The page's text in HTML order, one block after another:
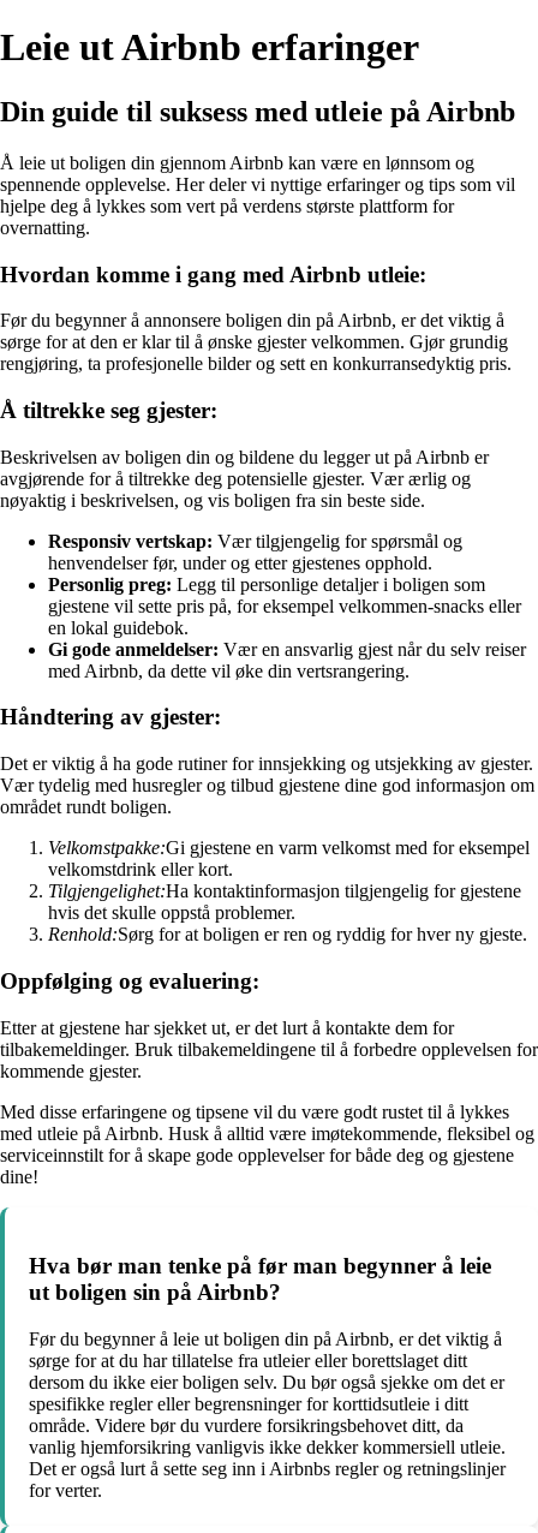
Leie ut Airbnb erfaringer
Din guide til suksess med utleie på Airbnb
Å leie ut boligen din gjennom Airbnb kan være en lønnsom og
spennende opplevelse. Her deler vi nyttige erfaringer og tips som vil
hjelpe deg å lykkes som vert på verdens største plattform for
overnatting.
Hvordan komme i gang med Airbnb utleie:
Før du begynner å annonsere boligen din på Airbnb, er det viktig å
sørge for at den er klar til å ønske gjester velkommen. Gjør grundig
rengjøring, ta profesjonelle bilder og sett en konkurransedyktig pris.
Å tiltrekke seg gjester:
Beskrivelsen av boligen din og bildene du legger ut på Airbnb er
avgjørende for å tiltrekke deg potensielle gjester. Vær ærlig og
nøyaktig i beskrivelsen, og vis boligen fra sin beste side.
Responsiv vertskap: Vær tilgjengelig for spørsmål og
henvendelser før, under og etter gjestenes opphold.
Personlig preg: Legg til personlige detaljer i boligen som
gjestene vil sette pris på, for eksempel velkommen-snacks eller
en lokal guidebok.
Gi gode anmeldelser: Vær en ansvarlig gjest når du selv reiser
med Airbnb, da dette vil øke din vertsrangering.
Håndtering av gjester:
Det er viktig å ha gode rutiner for innsjekking og utsjekking av gjester.
Vær tydelig med husregler og tilbud gjestene dine god informasjon om
området rundt boligen.
Velkomstpakke:Gi gjestene en varm velkomst med for eksempel
velkomstdrink eller kort.
Tilgjengelighet:Ha kontaktinformasjon tilgjengelig for gjestene
hvis det skulle oppstå problemer.
Renhold:Sørg for at boligen er ren og ryddig for hver ny gjeste.
Oppfølging og evaluering:
Etter at gjestene har sjekket ut, er det lurt å kontakte dem for
tilbakemeldinger. Bruk tilbakemeldingene til å forbedre opplevelsen for
kommende gjester.
Med disse erfaringene og tipsene vil du være godt rustet til å lykkes
med utleie på Airbnb. Husk å alltid være imøtekommende, fleksibel og
serviceinnstilt for å skape gode opplevelser for både deg og gjestene
dine!
Hva bør man tenke på før man begynner å leie
ut boligen sin på Airbnb?
Før du begynner å leie ut boligen din på Airbnb, er det viktig å
sørge for at du har tillatelse fra utleier eller borettslaget ditt
dersom du ikke eier boligen selv. Du bør også sjekke om det er
spesifikke regler eller begrensninger for korttidsutleie i ditt
område. Videre bør du vurdere forsikringsbehovet ditt, da
vanlig hjemforsikring vanligvis ikke dekker kommersiell utleie.
Det er også lurt å sette seg inn i Airbnbs regler og retningslinjer
for verter.